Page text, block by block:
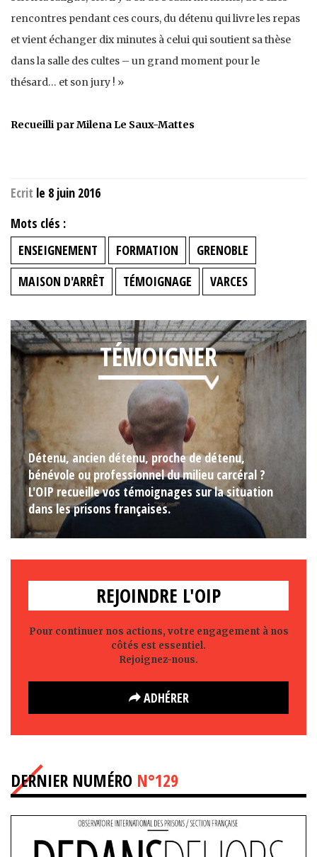
rencontres pendant ces cours, du détenu qui livre les repas
et vient échanger dix minutes à celui qui soutient sa thèse
dans la salle des cultes – un grand moment pour le
thésard… et son jury ! »
Recueilli par Milena Le Saux-Mattes
Ecrit le 8 juin 2016
Mots clés :
ENSEIGNEMENT
FORMATION
GRENOBLE
MAISON D'ARRÊT
TÉMOIGNAGE VARCES
TÉMOIGNER
Détenu, ancien détenu, proche de détenu,
bénévole ou professionnel du milieu carcéral ?
L'OIP recueille vos témoignages sur la situation
dans les prisons françaises.
REJOINDRE L'OIP
Pour continuer nos actions, votre engagement à nos
côtés est essentiel.
Rejoignez-nous.
ADHÉRER
DERNIER NUMÉRO N°129